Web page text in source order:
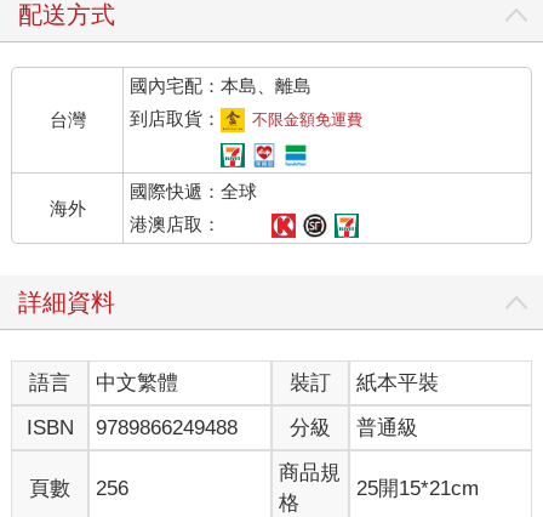
配送方式
台灣
國內宅配：本島、離島
到店取貨：
不限金額免運費
海外
國際快遞：全球
港澳店取：
詳細資料
語言 中文繁體 裝訂
紙本平裝
ISBN
9789866249488 分級 普通級
頁數 256
商品規
格
25開15*21cm